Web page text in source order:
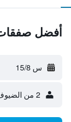
أفضل
س 15/8
2 من الضيوف، غرفة واحدة